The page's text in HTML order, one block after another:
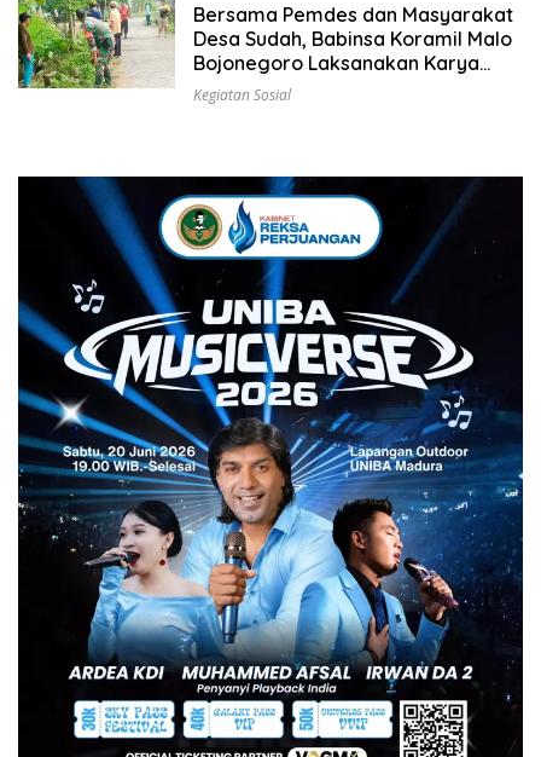
Bersama Pemdes dan Masyarakat
Desa Sudah, Babinsa Koramil Malo
Bojonegoro Laksanakan Karya
Bakti Lingkungan
Kegiatan Sosial